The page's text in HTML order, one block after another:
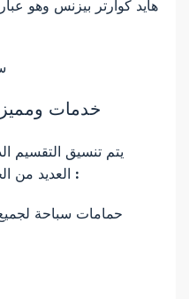
خدمات
يتم تنسيق التقسيم
العديد من الخدمات التي تحتويها القرية مثل :